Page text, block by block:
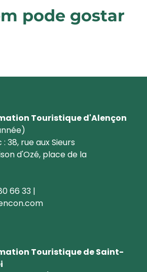
pode gostar
Touristique d'Alençon
38, rue aux Sieurs
d'Ozé, place de la
66 33 |
Touristique de Saint-